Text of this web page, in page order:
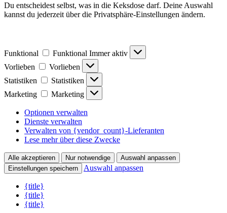
Du entscheidest selbst, was in die Keksdose darf. Deine Auswahl
kannst du jederzeit über die Privatsphäre-Einstellungen ändern.
Funktional Funktional Immer aktiv
Vorlieben
Vorlieben
Statistiken
Statistiken
Marketing
Marketing
Optionen verwalten
Dienste verwalten
Verwalten von {vendor_count}-Lieferanten
Lese mehr über diese Zwecke
Alle akzeptieren Nur notwendige
Auswahl anpassen
Einstellungen speichern
Auswahl anpassen
{title}
{title}
{title}